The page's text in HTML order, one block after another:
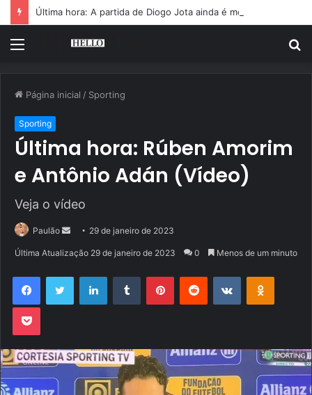
Menu
Página inicial / Sporting
Sporting
Última hora: Rúben Amorim
e Antônio Adán (Vídeo)
Veja o vídeo
Paulão
Mande
mail
29 de janeiro de 2023
Última Atualização 29 de janeiro de 2023 0 Menos de um minuto
FacebookTwitter LinkedinTumblr PinterestReddit VK OK
Pocket